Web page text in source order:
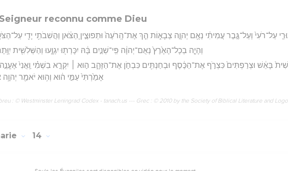
reconnu comme Dieu
עַל־רֹעִי֙ וְעַל־גֶּ֣בֶר עֲמִיתִ֔י נְאֻ֖ם יְהוָ֣ה צְבָא֑וֹת הַ֤ךְ אֶת־הָֽרֹעֶה֙ וּתְפוּצֶ֣יןָ הַצֹּ֔אן וַהֲשִׁבֹתִ֥י יָדִ֖י
וְהָיָ֤ה בְכָל־הָאָ֙רֶץ֙ נְאֻם־יְהוָ֔ה פִּֽי־שְׁנַ֣יִם בָּ֔הּ יִכָּרְת֖וּ יִגְוָ֑עוּ וְהַשְּׁלִשִׁ֖ית
בָּאֵ֔שׁ וּצְרַפְתִּים֙ כִּצְרֹ֣ף אֶת־הַכֶּ֔סֶף וּבְחַנְתִּ֖ים כִּבְחֹ֣ן אֶת־הַזָּהָ֑ב ה֣וּא ׀ יִקְרָ֣א בִשְׁמִ֗י וַֽאֲנִי֙
אָמַ֙רְתִּי֙ עַמִּ֣י ה֔וּא וְה֥וּא יֹאמַ֖ר יְהוָ֥ה
: © Westminster Leningrad Codex - tanach.us --- Grec : © 2010 by the Society of Biblical Literature and
14